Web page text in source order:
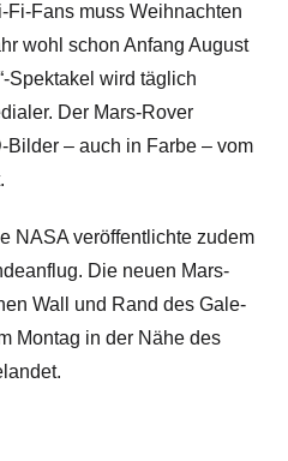
Fi-Fans muss Weihnachten
wohl schon Anfang August
Spektakel wird täglich
Der Mars-Rover
Bilder – auch in Farbe – vom
NASA veröffentlichte zudem
Die neuen Mars-
Wall und Rand des Gale-
Montag in der Nähe des